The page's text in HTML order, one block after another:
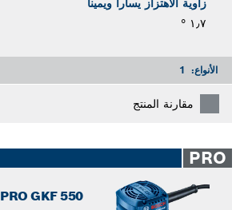
زاوية الاهتزاز يسارا ويمينا
١٫٧ °
الأنواع: 1
مقارنة المنتج
PRO
PRO GKF 550